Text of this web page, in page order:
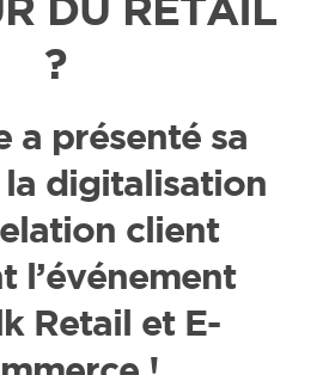
?
a présenté sa
digitalisation
client
l’événement
Retail et E-